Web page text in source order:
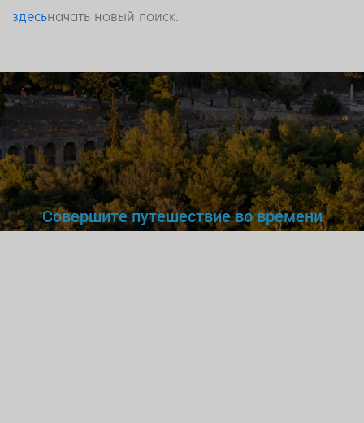
здесьначать новый поиск.
Совершите путешествие во времени